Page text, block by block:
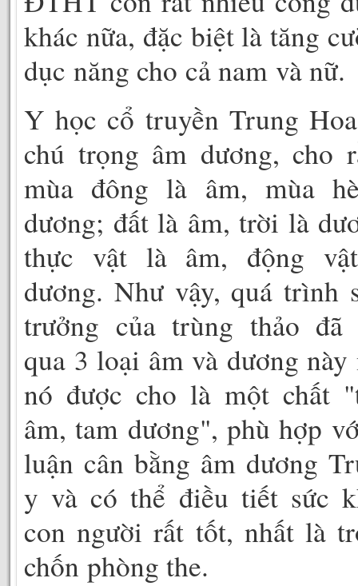
khác nữa, đặc biệt là tăng
dục năng cho cả nam và nữ.
Y học cổ truyền Trung
chú trọng âm dương, cho
mùa đông là âm, mùa
dương; đất là âm, trời là
thực vật là âm, động
dương. Như vậy, quá trình
trưởng của trùng thảo đã
qua 3 loại âm và dương này
nó được cho là một chất
âm, tam dương", phù hợp
luận cân bằng âm dương
y và có thể điều tiết sức
con người rất tốt, nhất là
chốn phòng the.